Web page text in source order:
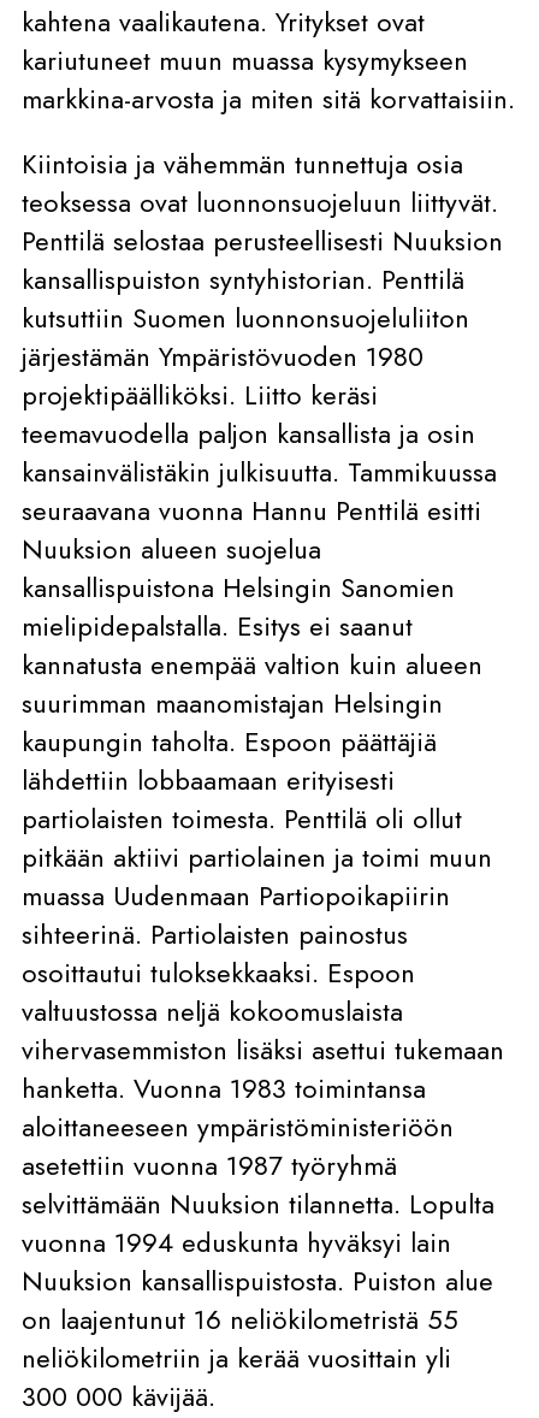
kahtena vaalikautena. Yritykset ovat
kariutuneet muun muassa kysymykseen
markkina-arvosta ja miten sitä korvattaisiin.
Kiintoisia ja vähemmän tunnettuja osia
teoksessa ovat luonnonsuojeluun liittyvät.
Penttilä selostaa perusteellisesti Nuuksion
kansallispuiston syntyhistorian. Penttilä
kutsuttiin Suomen luonnonsuojeluliiton
järjestämän Ympäristövuoden 1980
projektipäälliköksi. Liitto keräsi
teemavuodella paljon kansallista ja osin
kansainvälistäkin julkisuutta. Tammikuussa
seuraavana vuonna Hannu Penttilä esitti
Nuuksion alueen suojelua
kansallispuistona Helsingin Sanomien
mielipidepalstalla. Esitys ei saanut
kannatusta enempää valtion kuin alueen
suurimman maanomistajan Helsingin
kaupungin taholta. Espoon päättäjiä
lähdettiin lobbaamaan erityisesti
partiolaisten toimesta. Penttilä oli ollut
pitkään aktiivi partiolainen ja toimi muun
muassa Uudenmaan Partiopoikapiirin
sihteerinä. Partiolaisten painostus
osoittautui tuloksekkaaksi. Espoon
valtuustossa neljä kokoomuslaista
vihervasemmiston lisäksi asettui tukemaan
hanketta. Vuonna 1983 toimintansa
aloittaneeseen ympäristöministeriöön
asetettiin vuonna 1987 työryhmä
selvittämään Nuuksion tilannetta. Lopulta
vuonna 1994 eduskunta hyväksyi lain
Nuuksion kansallispuistosta. Puiston alue
on laajentunut 16 neliökilometristä 55
neliökilometriin ja kerää vuosittain yli
300 000 kävijää.